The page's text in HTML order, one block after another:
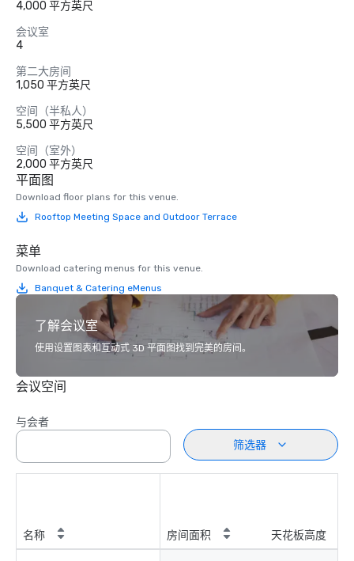
4,000 平方英尺
会议室
4
第二大房间
1,050 平方英尺
空间（半私人）
5,500 平方英尺
空间（室外）
2,000 平方英尺
平面图
Download floor plans for this venue.
Rooftop Meeting Space and Outdoor Terrace
菜单
Download catering menus for this venue.
Banquet & Catering eMenus
了解会议室
使用设置图表和互动式 3D 平面图找到完美的房间。
会议空间
与会者
筛选器
名称 房间面积 天花板高度